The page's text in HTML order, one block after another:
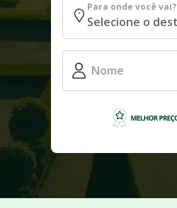
Para onde você vai?